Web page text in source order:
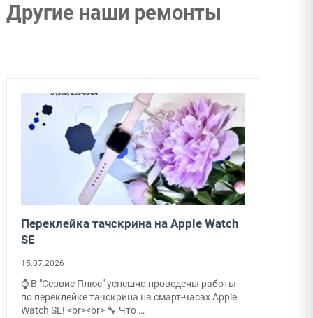
Другие наши ремонты
Переклейка тачскрина на Apple Watch
SE
15.07.2026
⌚ В "Сервис Плюс" успешно проведены работы
по переклейке тачскрина на смарт-часах Apple
Watch SE! <br><br> 🔧 Что …